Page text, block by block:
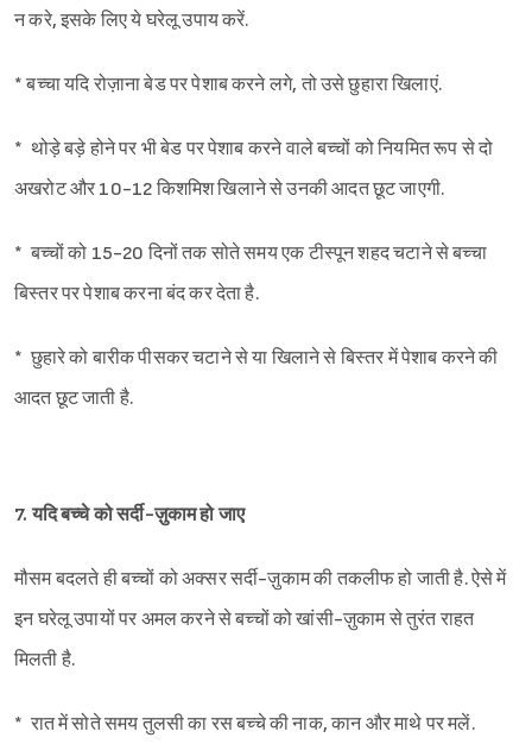
न करे, इसके लिए ये घरेलू उपाय करें.
* बच्चा यदि रोज़ाना बेड पर पेशाब करने लगे, तो उसे छुहारा खिलाएं.
* थोड़े बड़े होने पर भी बेड पर पेशाब करने वाले बच्चों को नियमित रूप से दो
अखरोट और 10-12 किशमिश खिलाने से उनकी आदत छूट जाएगी.
* बच्चों को 15-20 दिनों तक सोते समय एक टीस्पून शहद चटाने से बच्चा
बिस्तर पर पेशाब करना बंद कर देता है.
* छुहारे को बारीक पीसकर चटाने से या खिलाने से बिस्तर में पेशाब करने की
आदत छूट जाती है.
7. यदि बच्चे को सर्दी-ज़ुकाम हो जाए
मौसम बदलते ही बच्चों को अक्सर सर्दी-ज़ुकाम की तकलीफ हो जाती है. ऐसे में
इन घरेलू उपायों पर अमल करने से बच्चों को खांसी-ज़ुकाम से तुरंत राहत
मिलती है.
* रात में सोते समय तुलसी का रस बच्चे की नाक, कान और माथे पर मलें.